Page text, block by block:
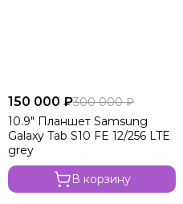
150 000 ₽300 000 ₽
10.9" Планшет Samsung
Galaxy Tab S10 FE 12/256 LTE
grey
В корзину